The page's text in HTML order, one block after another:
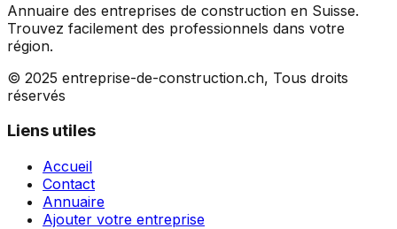
Annuaire des entreprises de construction en Suisse.
Trouvez facilement des professionnels dans votre
région.
© 2025 entreprise-de-construction.ch, Tous droits
réservés
Liens utiles
Accueil
Contact
Annuaire
Ajouter votre entreprise